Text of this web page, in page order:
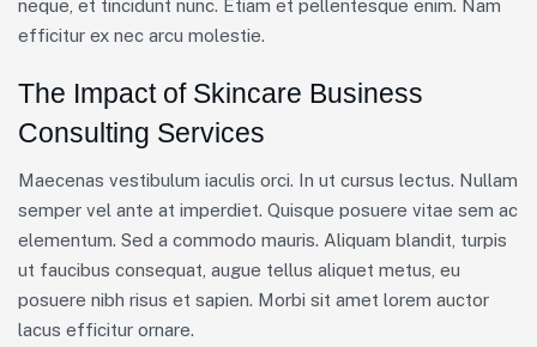
neque, et tincidunt nunc. Etiam et pellentesque enim. Nam
efficitur ex nec arcu molestie.
The Impact of Skincare Business
Consulting Services
Maecenas vestibulum iaculis orci. In ut cursus lectus. Nullam
semper vel ante at imperdiet. Quisque posuere vitae sem ac
elementum. Sed a commodo mauris. Aliquam blandit, turpis
ut faucibus consequat, augue tellus aliquet metus, eu
posuere nibh risus et sapien. Morbi sit amet lorem auctor
lacus efficitur ornare.